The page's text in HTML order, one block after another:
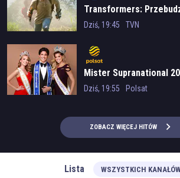
Transformers:
Dziś, 19:45 TVN
Mister Supranational
Dziś, 19:55 Polsat
ZOBACZ WIĘCEJ HITÓW
Lista WSZYSTKICH